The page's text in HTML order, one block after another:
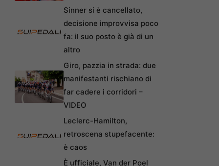
Sinner si è cancellato,
decisione improvvisa poco
fa: il suo posto è già di un
altro
Giro, pazzia in strada: due
manifestanti rischiano di
far cadere i corridori –
VIDEO
Leclerc-Hamilton,
retroscena stupefacente:
è caos
È ufficiale, Van der Poel